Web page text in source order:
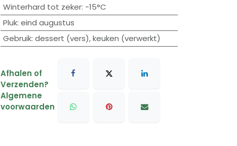
Winterhard tot zeker: -15°C
Pluk: eind augustus
Gebruik: dessert (vers),keuken (verwerkt)
Afhalen of
Verzenden?
Algemene
voorwaarden